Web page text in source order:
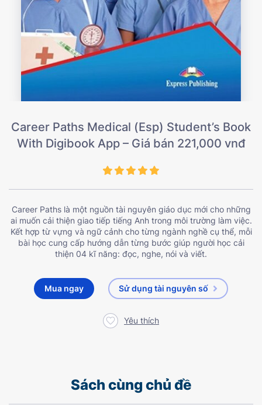
Career Paths Medical (Esp) Student’s Book
With Digibook App – Giá bán 221,000 vnđ
Career Paths là một nguồn tài nguyên giáo dục mới cho những
ai muốn cải thiện giao tiếp tiếng Anh trong môi trường làm việc.
Kết hợp từ vựng và ngữ cảnh cho từng ngành nghề cụ thể, mỗi
bài học cung cấp hướng dẫn từng bước giúp người học cải
thiện 04 kĩ năng: đọc, nghe, nói và viết.
Mua ngay Sử dụng tài nguyên số
Yêu thích
Sách cùng chủ đề